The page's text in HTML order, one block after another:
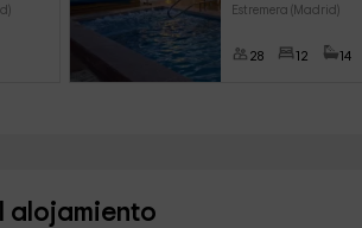
Estremera (Madrid)
28 12 14
alojamiento